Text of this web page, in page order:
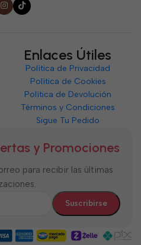
Enlaces Útiles
Política de Privacidad
Política de Cookies
Política de Devolución
Términos y Condiciones
Sigue Tu Pedido
y Promociones
para recibir las últimas